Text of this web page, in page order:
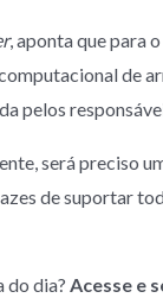
, aponta que para
de
pelos
será preciso
de suportar
do dia? Acesse e